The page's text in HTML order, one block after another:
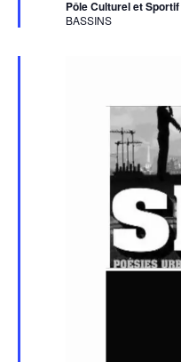
Pôle Culturel et Sportif
BASSINS